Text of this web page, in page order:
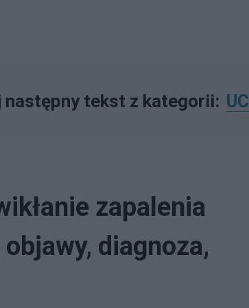
następny tekst z kategorii:
zapalenia
diagnoza,